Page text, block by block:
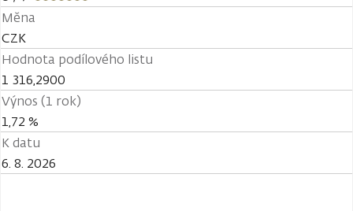
Měna
CZK
Hodnota podílového listu
1 316,2900
Výnos (1 rok)
1,72 %
K datu
6. 8. 2026